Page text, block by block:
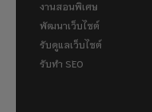
งานสอนพิเศษ
พัฒนาเว็บไซต์
รับดูแลเว็บไซต์
รับทำ SEO